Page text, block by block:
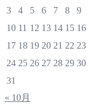
3
4 5 6 7 8
9
10 11 12 13 14 15 16
17 18 19 20 21 22 23
24 25 26 27 28 29 30
31
« 10月